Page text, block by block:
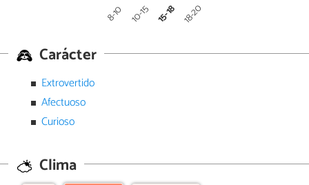
8-10 10-15 15-18 18-20
Carácter
Extrovertido
Afectuoso
Curioso
Clima